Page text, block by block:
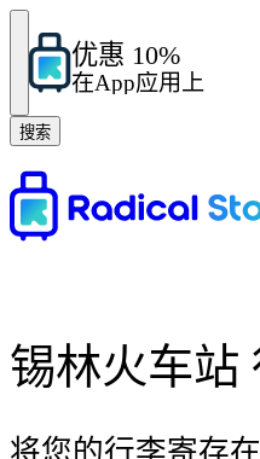
优惠 10%
在App应用上
搜索
锡林火车站